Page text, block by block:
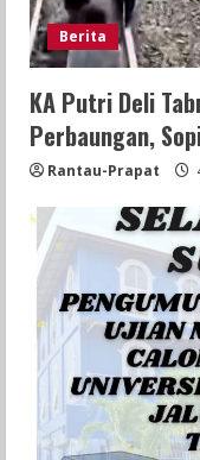
Berita
KA Putri Deli
Perbaungan,
Rantau-Prapat